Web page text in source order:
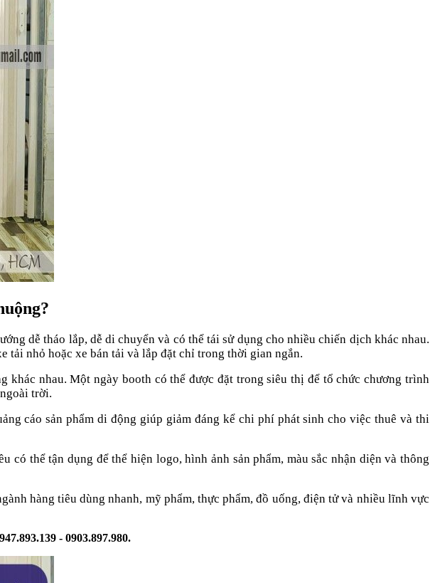
dễ tháo lắp, dễ di chuyển và có thể tái sử dụng cho nhiều chiến dịch khác nhau.
tải nhỏ hoặc xe bán tải và lắp đặt chỉ trong thời gian ngắn.
nhau. Một ngày booth có thể được đặt trong siêu thị để tổ chức chương trình
trời.
cáo sản phẩm di động giúp giảm đáng kể chi phí phát sinh cho việc thuê và thi
thể tận dụng để thể hiện logo, hình ảnh sản phẩm, màu sắc nhận diện và thông
hàng tiêu dùng nhanh, mỹ phẩm, thực phẩm, đồ uống, điện tử và nhiều lĩnh vực
- 0903.897.980.